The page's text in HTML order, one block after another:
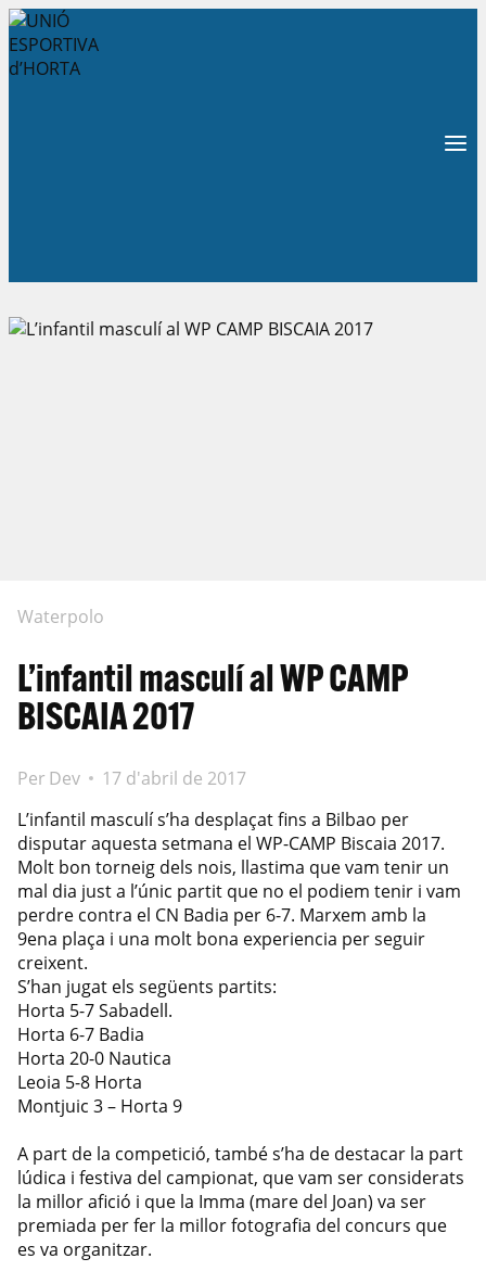
Waterpolo
L’infantil masculí al WP CAMP
BISCAIA 2017
Per Dev
17 d'abril de 2017
L’infantil masculí s’ha desplaçat fins a Bilbao per
disputar aquesta setmana el WP-CAMP Biscaia 2017.
Molt bon torneig dels nois, llastima que vam tenir un
mal dia just a l’únic partit que no el podiem tenir i vam
perdre contra el CN Badia per 6-7. Marxem amb la
9ena plaça i una molt bona experiencia per seguir
creixent.
S’han jugat els següents partits:
Horta 5-7 Sabadell.
Horta 6-7 Badia
Horta 20-0 Nautica
Leoia 5-8 Horta
Montjuic 3 – Horta 9
A part de la competició, també s’ha de destacar la part
lúdica i festiva del campionat, que vam ser considerats
la millor afició i que la Imma (mare del Joan) va ser
premiada per fer la millor fotografia del concurs que
es va organitzar.